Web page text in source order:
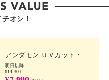
オシ！
アンダモン ＵＶカット・...
明日以降
¥14,300